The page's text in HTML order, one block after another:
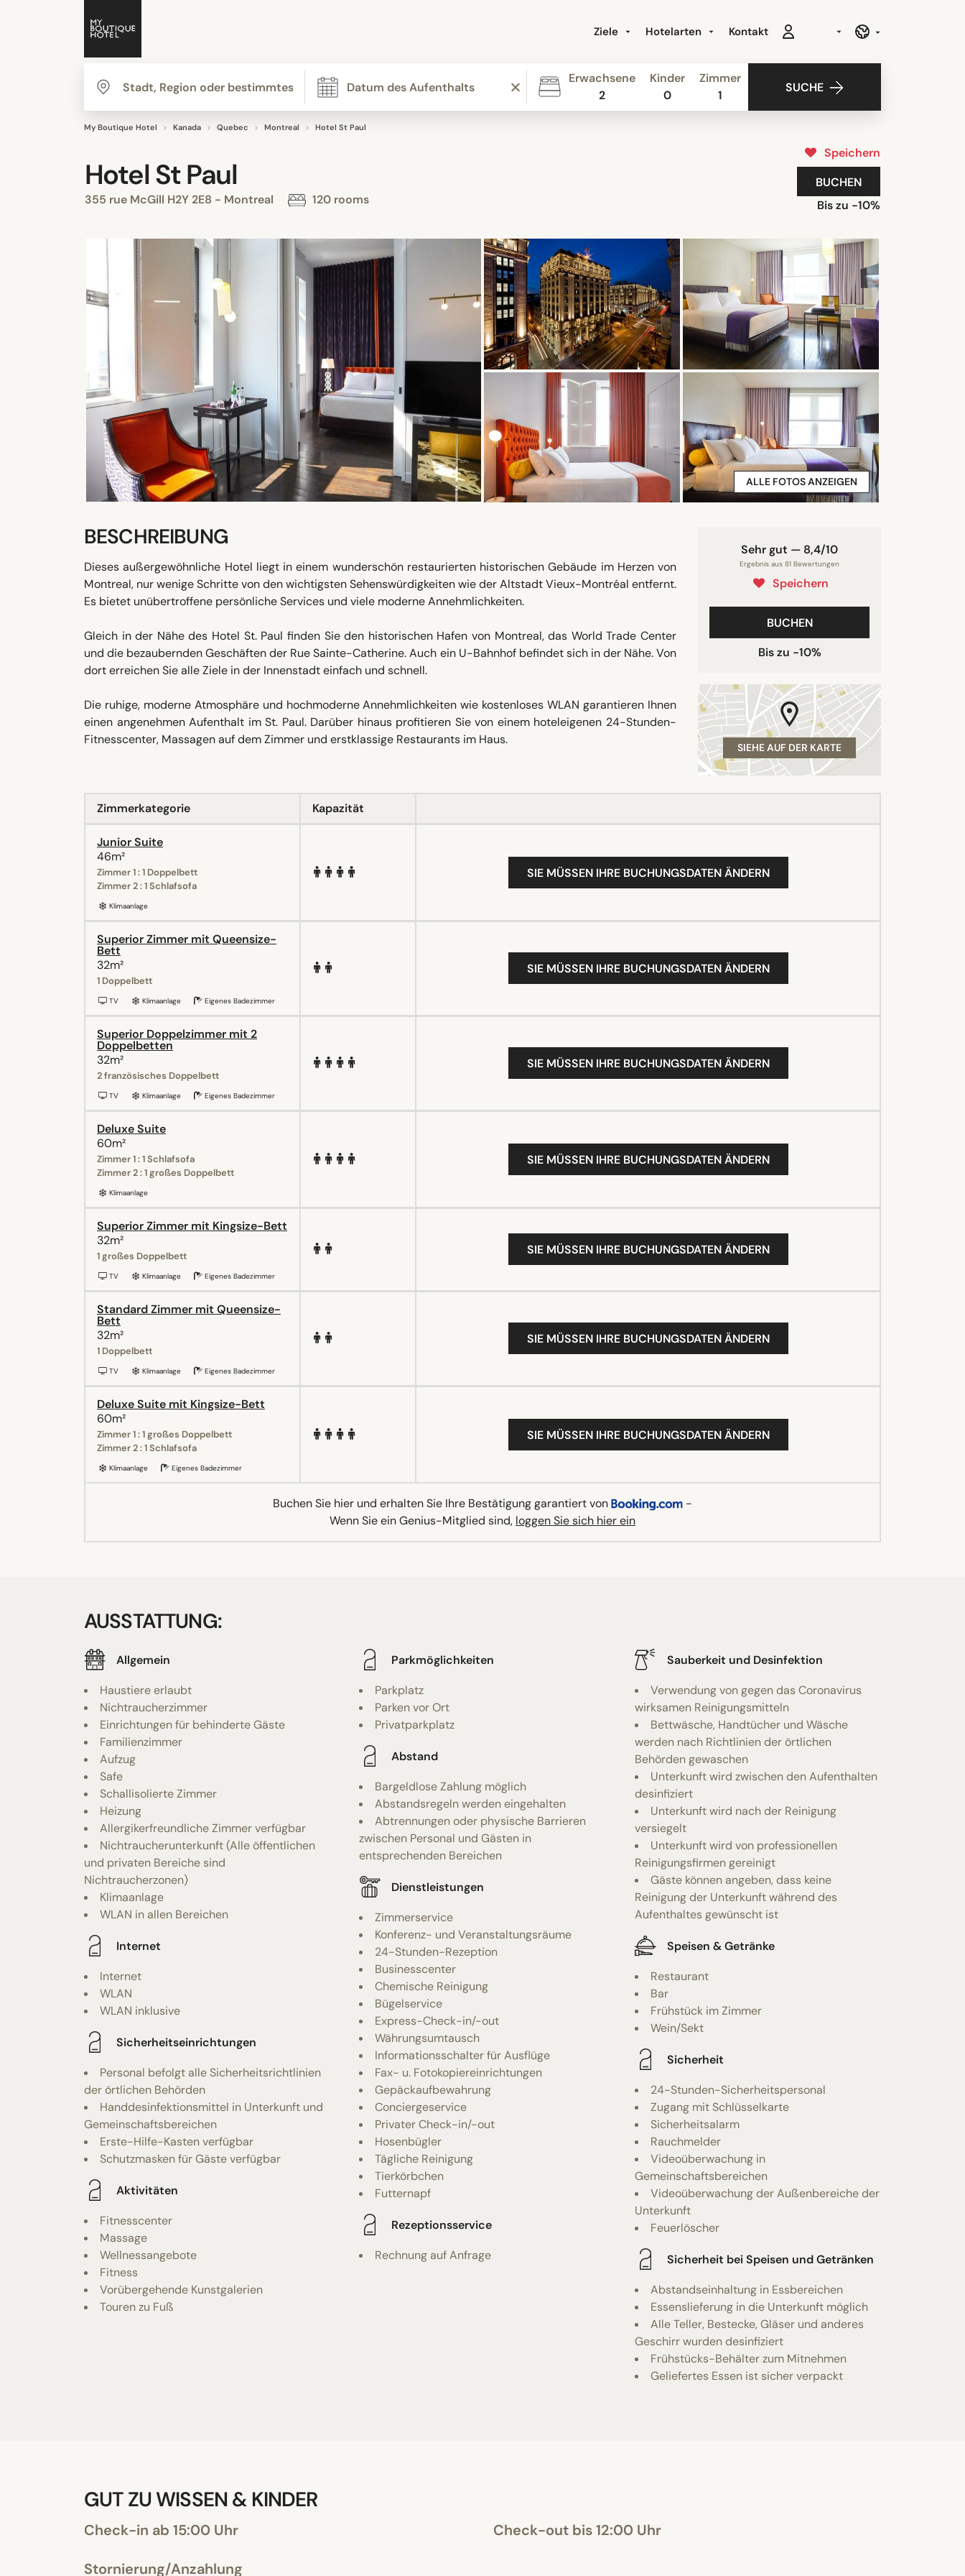
Ziele Hotelarten Kontakt
Erwachsene
2
Kinder
0
Zimmer
1
SUCHE
My Boutique Hotel Kanada Quebec Montreal Hotel St Paul
Hotel St Paul
355 rue McGill H2Y 2E8 - Montreal 120 rooms
Speichern
BUCHEN
Bis zu -10%
ALLE FOTOS ANZEIGEN
Sehr gut — 8,4/10
Ergebnis aus 81 Bewertungen
Speichern
BUCHEN
Bis zu -10%
SIEHE AUF DER KARTE
BESCHREIBUNG
Dieses außergewöhnliche Hotel liegt in einem wunderschön restaurierten historischen Gebäude im Herzen von
Montreal, nur wenige Schritte von den wichtigsten Sehenswürdigkeiten wie der Altstadt Vieux-Montréal entfernt.
Es bietet unübertroffene persönliche Services und viele moderne Annehmlichkeiten.
Gleich in der Nähe des Hotel St. Paul finden Sie den historischen Hafen von Montreal, das World Trade Center
und die bezaubernden Geschäften der Rue Sainte-Catherine. Auch ein U-Bahnhof befindet sich in der Nähe. Von
dort erreichen Sie alle Ziele in der Innenstadt einfach und schnell.
Die ruhige, moderne Atmosphäre und hochmoderne Annehmlichkeiten wie kostenloses WLAN garantieren Ihnen
einen angenehmen Aufenthalt im St. Paul. Darüber hinaus profitieren Sie von einem hoteleigenen 24-Stunden-
Fitnesscenter, Massagen auf dem Zimmer und erstklassige Restaurants im Haus.
Zimmerkategorie Kapazität
Junior Suite
46m²
Zimmer 1 : 1 Doppelbett
Zimmer 2 : 1 Schlafsofa
Klimaanlage
SIE MÜSSEN IHRE BUCHUNGSDATEN ÄNDERN
Superior Zimmer mit Queensize-
Bett
32m²
1 Doppelbett
TV Klimaanlage Eigenes Badezimmer
SIE MÜSSEN IHRE BUCHUNGSDATEN ÄNDERN
Superior Doppelzimmer mit 2
Doppelbetten
32m²
2 französisches Doppelbett
TV Klimaanlage Eigenes Badezimmer
SIE MÜSSEN IHRE BUCHUNGSDATEN ÄNDERN
Deluxe Suite
60m²
Zimmer 1 : 1 Schlafsofa
Zimmer 2 : 1 großes Doppelbett
Klimaanlage
SIE MÜSSEN IHRE BUCHUNGSDATEN ÄNDERN
Superior Zimmer mit Kingsize-Bett
32m²
1 großes Doppelbett
TV Klimaanlage Eigenes Badezimmer
SIE MÜSSEN IHRE BUCHUNGSDATEN ÄNDERN
Standard Zimmer mit Queensize-
Bett
32m²
1 Doppelbett
TV Klimaanlage Eigenes Badezimmer
SIE MÜSSEN IHRE BUCHUNGSDATEN ÄNDERN
Deluxe Suite mit Kingsize-Bett
60m²
Zimmer 1 : 1 großes Doppelbett
Zimmer 2 : 1 Schlafsofa
Klimaanlage Eigenes Badezimmer
SIE MÜSSEN IHRE BUCHUNGSDATEN ÄNDERN
Buchen Sie hier und erhalten Sie Ihre Bestätigung garantiert von
-
Wenn Sie ein Genius-Mitglied sind, loggen Sie sich hier ein
AUSSTATTUNG:
Allgemein
Haustiere erlaubt
Nichtraucherzimmer
Einrichtungen für behinderte Gäste
Familienzimmer
Aufzug
Safe
Schallisolierte Zimmer
Heizung
Allergikerfreundliche Zimmer verfügbar
Nichtraucherunterkunft (Alle öffentlichen
und privaten Bereiche sind
Nichtraucherzonen)
Klimaanlage
WLAN in allen Bereichen
Internet
Internet
WLAN
WLAN inklusive
Sicherheitseinrichtungen
Personal befolgt alle Sicherheitsrichtlinien
der örtlichen Behörden
Handdesinfektionsmittel in Unterkunft und
Gemeinschaftsbereichen
Erste-Hilfe-Kasten verfügbar
Schutzmasken für Gäste verfügbar
Aktivitäten
Fitnesscenter
Massage
Wellnessangebote
Fitness
Vorübergehende Kunstgalerien
Touren zu Fuß
Parkmöglichkeiten
Parkplatz
Parken vor Ort
Privatparkplatz
Abstand
Bargeldlose Zahlung möglich
Abstandsregeln werden eingehalten
Abtrennungen oder physische Barrieren
zwischen Personal und Gästen in
entsprechenden Bereichen
Dienstleistungen
Zimmerservice
Konferenz- und Veranstaltungsräume
24-Stunden-Rezeption
Businesscenter
Chemische Reinigung
Bügelservice
Express-Check-in/-out
Währungsumtausch
Informationsschalter für Ausflüge
Fax- u. Fotokopiereinrichtungen
Gepäckaufbewahrung
Conciergeservice
Privater Check-in/-out
Hosenbügler
Tägliche Reinigung
Tierkörbchen
Futternapf
Rezeptionsservice
Rechnung auf Anfrage
Sauberkeit und Desinfektion
Verwendung von gegen das Coronavirus
wirksamen Reinigungsmitteln
Bettwäsche, Handtücher und Wäsche
werden nach Richtlinien der örtlichen
Behörden gewaschen
Unterkunft wird zwischen den Aufenthalten
desinfiziert
Unterkunft wird nach der Reinigung
versiegelt
Unterkunft wird von professionellen
Reinigungsfirmen gereinigt
Gäste können angeben, dass keine
Reinigung der Unterkunft während des
Aufenthaltes gewünscht ist
Speisen & Getränke
Restaurant
Bar
Frühstück im Zimmer
Wein/Sekt
Sicherheit
24-Stunden-Sicherheitspersonal
Zugang mit Schlüsselkarte
Sicherheitsalarm
Rauchmelder
Videoüberwachung in
Gemeinschaftsbereichen
Videoüberwachung der Außenbereiche der
Unterkunft
Feuerlöscher
Sicherheit bei Speisen und Getränken
Abstandseinhaltung in Essbereichen
Essenslieferung in die Unterkunft möglich
Alle Teller, Bestecke, Gläser und anderes
Geschirr wurden desinfiziert
Frühstücks-Behälter zum Mitnehmen
Geliefertes Essen ist sicher verpackt
GUT ZU WISSEN & KINDER
Check-in ab 15:00 Uhr Check-out bis 12:00 Uhr
Stornierung/Anzahlung